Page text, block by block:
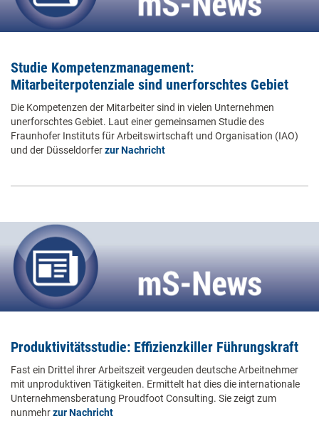
Studie Kompetenzmanagement:
Mitarbeiterpotenziale sind unerforschtes Gebiet
Die Kompetenzen der Mitarbeiter sind in vielen Unternehmen
unerforschtes Gebiet. Laut einer gemeinsamen Studie des
Fraunhofer Instituts für Arbeitswirtschaft und Organisation (IAO)
und der Düsseldorferzur Nachricht
Produktivitätsstudie: Effizienzkiller Führungskraft
Fast ein Drittel ihrer Arbeitszeit vergeuden deutsche Arbeitnehmer
mit unproduktiven Tätigkeiten. Ermittelt hat dies die internationale
Unternehmensberatung Proudfoot Consulting. Sie zeigt zum
nunmehrzur Nachricht